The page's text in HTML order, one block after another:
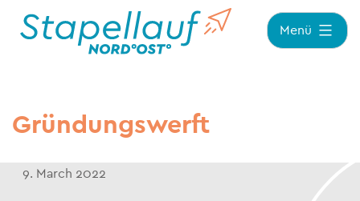
Inhalt
Menü
Gründungswerft
9. March 2022